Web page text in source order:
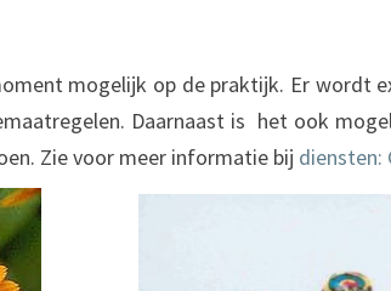
mogelijk op de praktijk. Er wordt
Daarnaast is het ook
Zie voor meer informatie bij diensten: